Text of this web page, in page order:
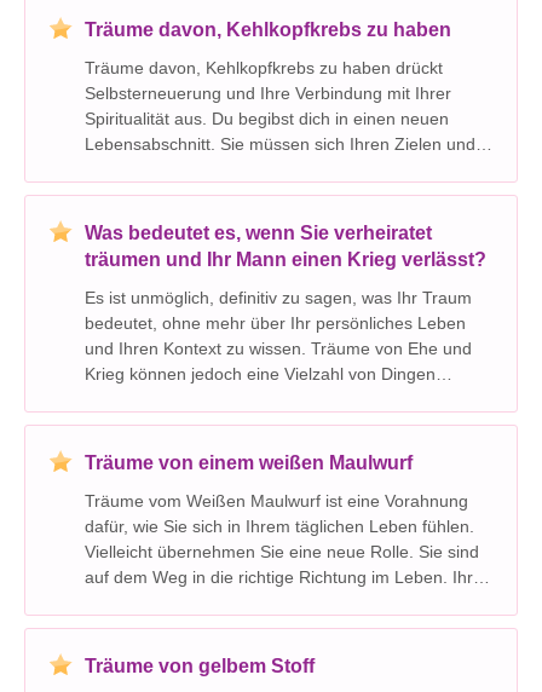
Träume davon, Kehlkopfkrebs zu haben
Träume davon, Kehlkopfkrebs zu haben drückt
Selbsterneuerung und Ihre Verbindung mit Ihrer
Spiritualität aus. Du begibst dich in einen neuen
Lebensabschnitt. Sie müssen sich Ihren Zielen und
für Vertrauen in Beziehungen. Du hast
Was bedeutet es, wenn Sie verheiratet
träumen und Ihr Mann einen Krieg verlässt?
Es ist unmöglich, definitiv zu sagen, was Ihr Traum
bedeutet, ohne mehr über Ihr persönliches Leben
und Ihren Kontext zu wissen. Träume von Ehe und
Krieg können jedoch eine Vielzahl von Dingen
Interpretationen: Allgemeine Interpretationen: *
Träume von einem weißen Maulwurf
Träume vom Weißen Maulwurf ist eine Vorahnung
dafür, wie Sie sich in Ihrem täglichen Leben fühlen.
Vielleicht übernehmen Sie eine neue Rolle. Sie sind
auf dem Weg in die richtige Richtung im Leben. Ihr
Ihrem Leben. Jemand, den Sie respektieren, kann
Träume von gelbem Stoff